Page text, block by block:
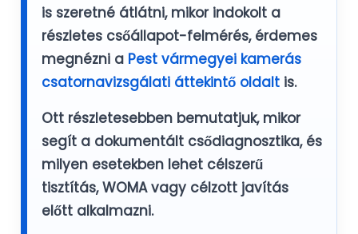
is szeretné átlátni, mikor indokolt a
részletes csőállapot-felmérés, érdemes
megnézni a Pest vármegyei kamerás
csatornavizsgálati áttekintő oldaltis.
Ott részletesebben bemutatjuk, mikor
segít a dokumentált csődiagnosztika, és
milyen esetekben lehet célszerű
tisztítás, WOMA vagy célzott javítás
előtt alkalmazni.